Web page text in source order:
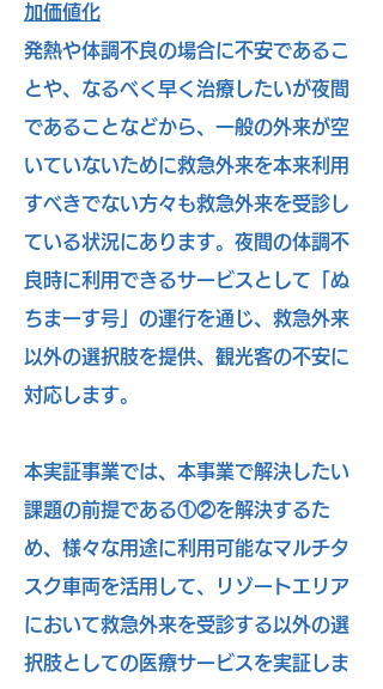
加価値化
発熱や体調不良の場合に不安であるこ
とや、なるべく早く治療したいが夜間
であることなどから、一般の外来が空
いていないために救急外来を本来利用
すべきでない方々も救急外来を受診し
ている状況にあります。夜間の体調不
良時に利用できるサービスとして「ぬ
ちまーす号」の運行を通じ、救急外来
以外の選択肢を提供、観光客の不安に
対応します。
​本実証事業では、本事業で解決したい
課題の前提である①②を解決するた
め、様々な用途に利用可能なマルチタ
スク車両を活用して、リゾートエリア
において救急外来を受診する以外の選
択肢としての医療サービスを実証しま